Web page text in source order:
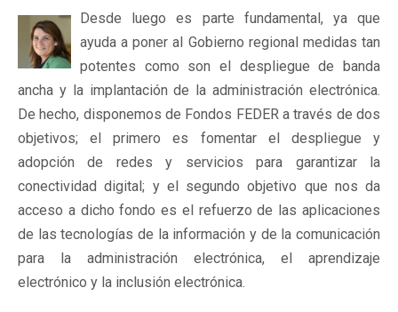
Desde luego es parte fundamental, ya que
ayuda a poner al Gobierno regional medidas tan
potentes como son el despliegue de banda
ancha y la implantación de la administración electrónica.
De hecho, disponemos de Fondos FEDER a través de dos
objetivos; el primero es fomentar el despliegue y
adopción de redes y servicios para garantizar la
conectividad digital; y el segundo objetivo que nos da
acceso a dicho fondo es el refuerzo de las aplicaciones
de las tecnologías de la información y de la comunicación
para la administración electrónica, el aprendizaje
electrónico y la inclusión electrónica.